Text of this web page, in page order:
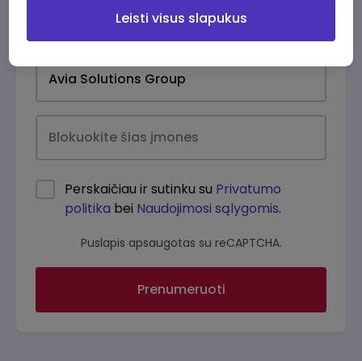
Perskaičiau ir sutinku su Privatumo
politika bei Naudojimosi sąlygomis.
Puslapis apsaugotas su reCAPTCHA.
Prenumeruoti
Leisti visus slapukus